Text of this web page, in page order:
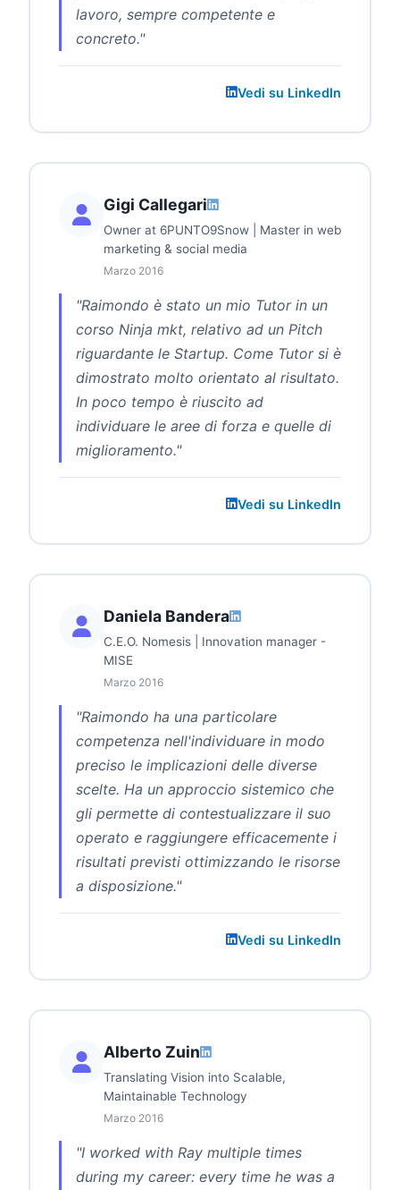
lavoro, sempre competente e
concreto."
Vedi su LinkedIn
Gigi Callegari
Owner at 6PUNTO9Snow | Master in web
marketing & social media
Marzo 2016
"Raimondo è stato un mio Tutor in un
corso Ninja mkt, relativo ad un Pitch
riguardante le Startup. Come Tutor si è
dimostrato molto orientato al risultato.
In poco tempo è riuscito ad
individuare le aree di forza e quelle di
miglioramento."
Vedi su LinkedIn
Daniela Bandera
C.E.O. Nomesis | Innovation manager -
MISE
Marzo 2016
"Raimondo ha una particolare
competenza nell'individuare in modo
preciso le implicazioni delle diverse
scelte. Ha un approccio sistemico che
gli permette di contestualizzare il suo
operato e raggiungere efficacemente i
risultati previsti ottimizzando le risorse
a disposizione."
Vedi su LinkedIn
Alberto Zuin
Translating Vision into Scalable,
Maintainable Technology
Marzo 2016
"I worked with Ray multiple times
during my career: every time he was a